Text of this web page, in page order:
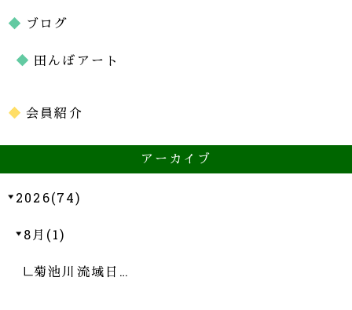
ブログ
田んぼアート
会員紹介
アーカイブ
2026(74)
8月(1)
菊池川流域日…